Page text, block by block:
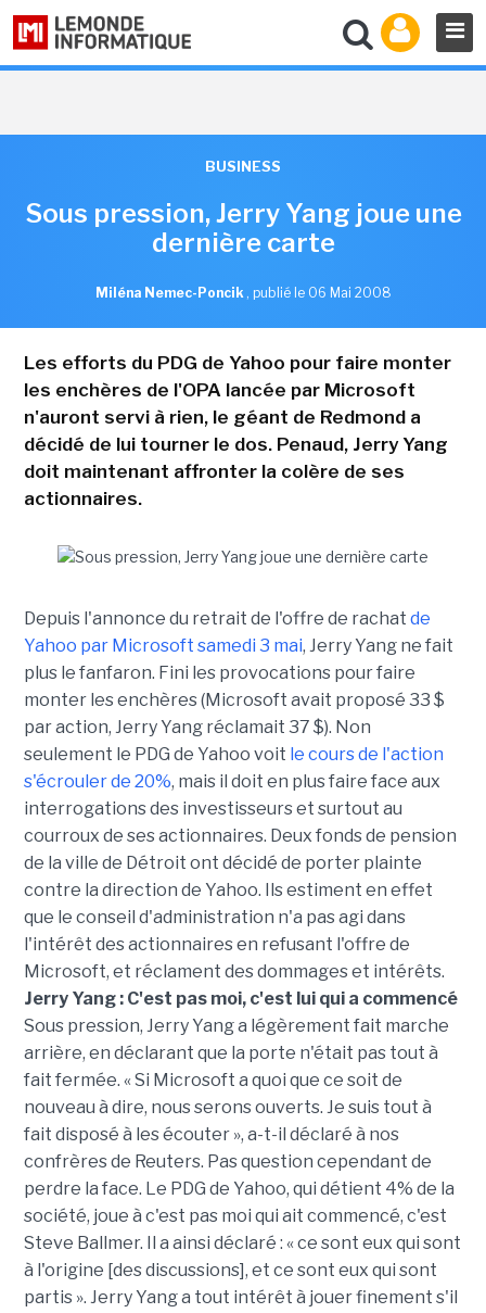
BUSINESS
Sous pression, Jerry Yang joue une
dernière carte
Miléna Nemec-Poncik , publié le 06 Mai 2008
Les efforts du PDG de Yahoo pour faire monter
les enchères de l'OPA lancée par Microsoft
n'auront servi à rien, le géant de Redmond a
décidé de lui tourner le dos. Penaud, Jerry Yang
doit maintenant affronter la colère de ses
actionnaires.
Depuis l'annonce du retrait de l'offre de rachat de
Yahoo par Microsoft samedi 3 mai, Jerry Yang ne fait
plus le fanfaron. Fini les provocations pour faire
monter les enchères (Microsoft avait proposé 33 $
par action, Jerry Yang réclamait 37 $). Non
seulement le PDG de Yahoo voit le cours de l'action
s'écrouler de 20%, mais il doit en plus faire face aux
interrogations des investisseurs et surtout au
courroux de ses actionnaires. Deux fonds de pension
de la ville de Détroit ont décidé de porter plainte
contre la direction de Yahoo. Ils estiment en effet
que le conseil d'administration n'a pas agi dans
l'intérêt des actionnaires en refusant l'offre de
Microsoft, et réclament des dommages et intérêts.
Jerry Yang : C'est pas moi, c'est lui qui a commencé
Sous pression, Jerry Yang a légèrement fait marche
arrière, en déclarant que la porte n'était pas tout à
fait fermée. « Si Microsoft a quoi que ce soit de
nouveau à dire, nous serons ouverts. Je suis tout à
fait disposé à les écouter », a-t-il déclaré à nos
confrères de Reuters. Pas question cependant de
perdre la face. Le PDG de Yahoo, qui détient 4% de la
société, joue à c'est pas moi qui ait commencé, c'est
Steve Ballmer. Il a ainsi déclaré : « ce sont eux qui sont
à l'origine [des discussions], et ce sont eux qui sont
partis ». Jerry Yang a tout intérêt à jouer finement s'il